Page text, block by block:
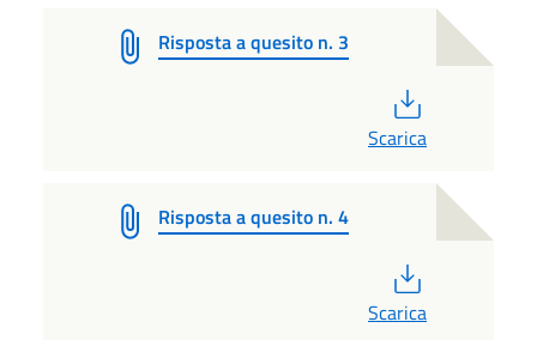
Risposta a quesito n. 3
Scarica
Risposta a quesito n. 4
Scarica